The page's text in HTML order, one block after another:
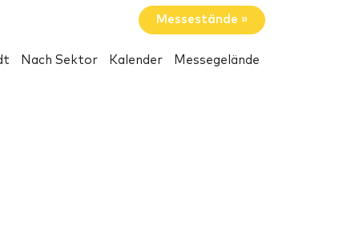
Messestände »
Nach Sektor Kalender Messegelände